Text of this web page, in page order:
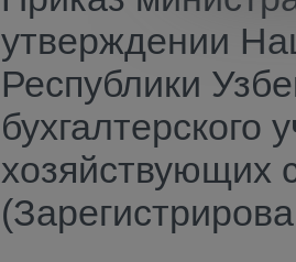
утверждении
Республики
бухгалтерского
хозяйствующих